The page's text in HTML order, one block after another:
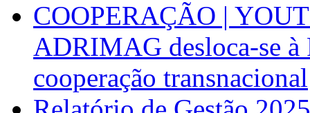
COOPERAÇÃO |
ADRIMAG desloca-se
cooperação transnacional